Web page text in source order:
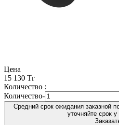
Цена
15 130 Тг
Количество :
Количество-
Средний срок ожидания заказной
уточняйте срок у